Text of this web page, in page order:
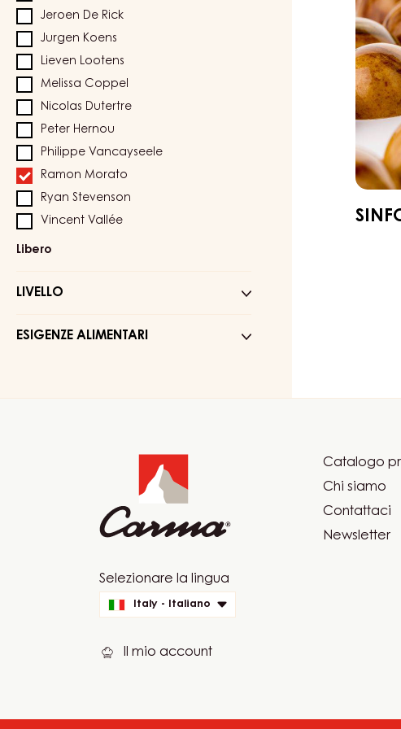
Jeroen De Rick
Jurgen Koens
Lieven Lootens
Melissa Coppel
Nicolas Dutertre
Peter Hernou
Philippe Vancayseele
Ramon Morato
Ryan Stevenson
Vincent Vallée
Libero
LIVELLO
ESIGENZE ALIMENTARI
Baileys
Website
quick
Selezionare la lingua
Italy - Italiano
Il mio account
Footer
Carma
Catalogo
Chi siamo
Contattaci
Newsletter